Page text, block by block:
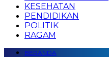
KESEHATAN
PENDIDIKAN
POLITIK
RAGAM
BERANDA